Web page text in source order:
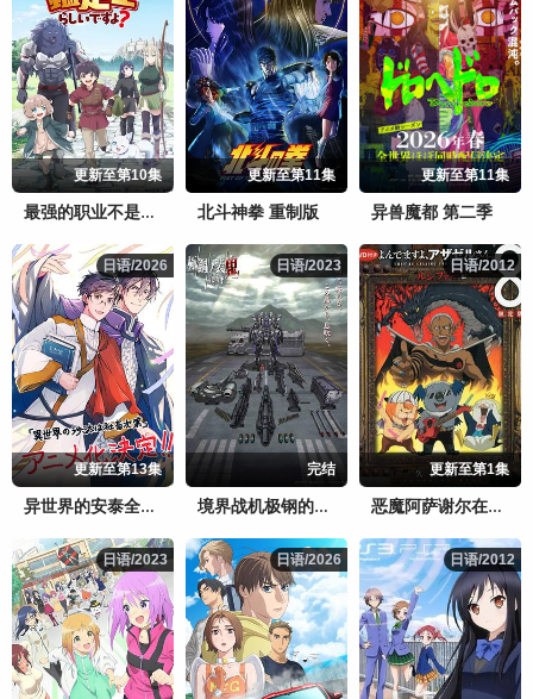
更新至第10集
最强的职业不是勇者也不是贤者好像是鉴定士(伪)的样子?
更新至第11集
北斗神拳 重制版
更新至第11集
异兽魔都 第二季
日语/2026
日语/2026
更新至第13集
异世界的安泰全看社畜
日语/2023
日语/2023
完结
境界战机极钢的装鬼
日语/2012
日语/2012
更新至第1集
恶魔阿萨谢尔在召唤你OAD3路西法篇
日语/2023
日语/2023 日语/2026
日语/2026 日语/2012
日语/2012